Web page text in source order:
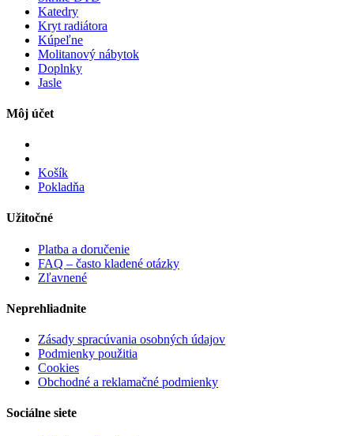
Katedry
Kryt radiátora
Kúpeľne
Molitanový nábytok
Doplnky
Jasle
Môj účet
Košík
Pokladňa
Užitočné
Platba a doručenie
FAQ – často kladené otázky
Zľavnené
Neprehliadnite
Zásady spracúvania osobných údajov
Podmienky použitia
Cookies
Obchodné a reklamačné podmienky
Sociálne siete